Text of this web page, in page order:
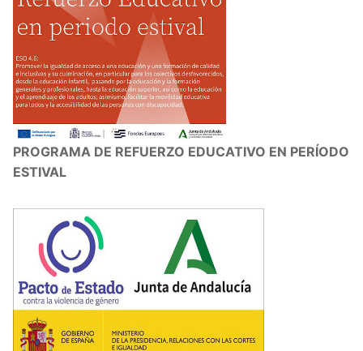
PROGRAMA DE REFUERZO EDUCATIVO EN PERÍODO
ESTIVAL